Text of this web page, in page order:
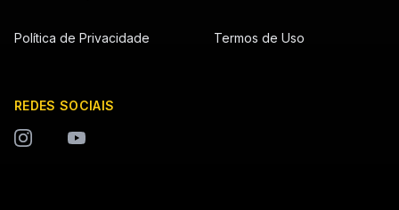
Política de Privacidade Termos de Uso
REDES SOCIAIS